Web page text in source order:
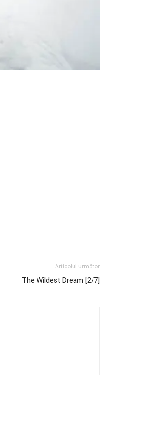
Articolul următor
The Wildest Dream [2/7]